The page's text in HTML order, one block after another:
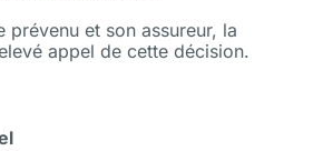
prévenu et son assureur, la
appel de cette décision.